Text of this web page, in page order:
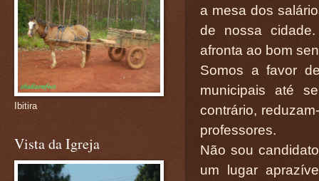
a mesa dos
de nossa
afronta ao bom
Somos a favor
municipais até
contrário,
professores.
Não sou
um lugar
Ibitira
Vista da Igreja